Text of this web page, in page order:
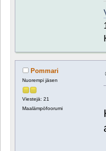
Pommari
Nuorempi jäsen
Viestejä: 21
Maalämpöfoorumi